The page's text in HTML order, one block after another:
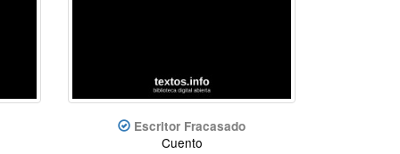
Escritor Fracasado
Cuento